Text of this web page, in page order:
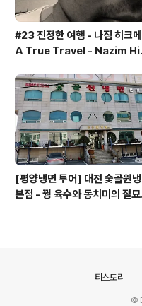
#23 진정한 여행 - 나짐 히크
A True Travel - Nazim
[평양냉면 투어] 대전 숯골원
본점 - 꿩 육수와 동치미의 절묘
티스토리
©